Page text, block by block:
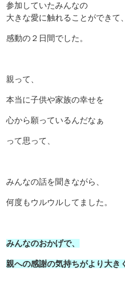
参加していたみんなの
大きな愛に触れることができて、
感動の２日間でした。
親って、
本当に子供や家族の幸せを
心から願っているんだなぁ
って思って、
みんなの話を聞きながら、
何度もウルウルしてました。
みんなのおかげで、
親への感謝の気持ちがより大き